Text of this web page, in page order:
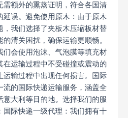
需额外的熏蒸证明，符合各国清
延误。避免使用原木：由于原木
，我们选择了夹板木压缩板材替
清关困扰，确保运输更顺畅。
们会使用泡沫、气泡膜等填充材
运输过程中不受碰撞或震动的
运输过程中出现任何损害。国际
的国际快递运输服务，涵盖全
大利等目的地。选择我们的服
国际快递一级代理：我们拥有十